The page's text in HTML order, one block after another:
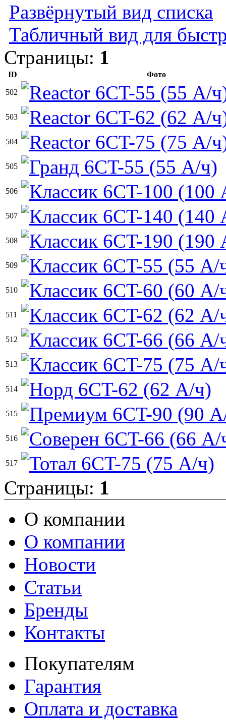
Развёрнутый вид списка
Табличный вид для
Страницы: 1
ID Фото
502
503
504
505
506
507
508
509
510
511
512
513
514
515
516
517
Страницы: 1
О компании
О компании
Новости
Статьи
Бренды
Контакты
Покупателям
Гарантия
Оплата и доставка